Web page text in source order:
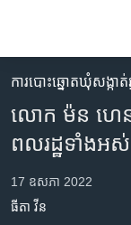
រំលង​
និង​
ទៅ​​
ទំព័រ​
អន្តរជាតិ
អាមេរិក
ការបោះឆ្នោតឃុំសង្កា
លោក ​ម៉ន ​ហេន៖
ពលរដ្ឋ​ទាំងអស់
17 ឧសភា 2022
ធីតា វីន